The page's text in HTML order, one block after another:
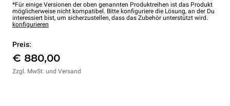
*Für einige Versionen der oben genannten Produktreihen ist das Produkt
möglicherweise nicht kompatibel. Bitte konfiguriere die Lösung, an der Du
interessiert bist, um sicherzustellen, dass das Zubehör unterstützt wird.
konfigurieren
Preis:
€ 880,00
Zzgl. MwSt. und Versand